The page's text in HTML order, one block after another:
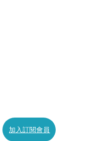
加入訂閱會員